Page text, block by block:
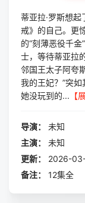
蒂亚拉·罗斯想
戒》的自己。更
的“刻薄恶役千
士，等待蒂亚拉
邻国王太子阿夸
我的王妃？”突
她没玩到的... 【
导演：
未知
主演：
未知
更新：
2026-
备注：
12集全